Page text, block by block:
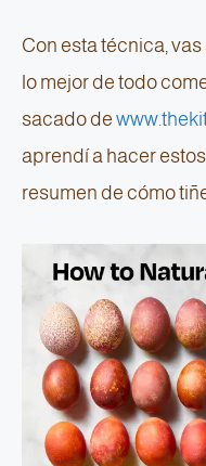
Con esta técnica,
lo mejor de todo
sacado de
aprendí a hacer
resumen de cómo